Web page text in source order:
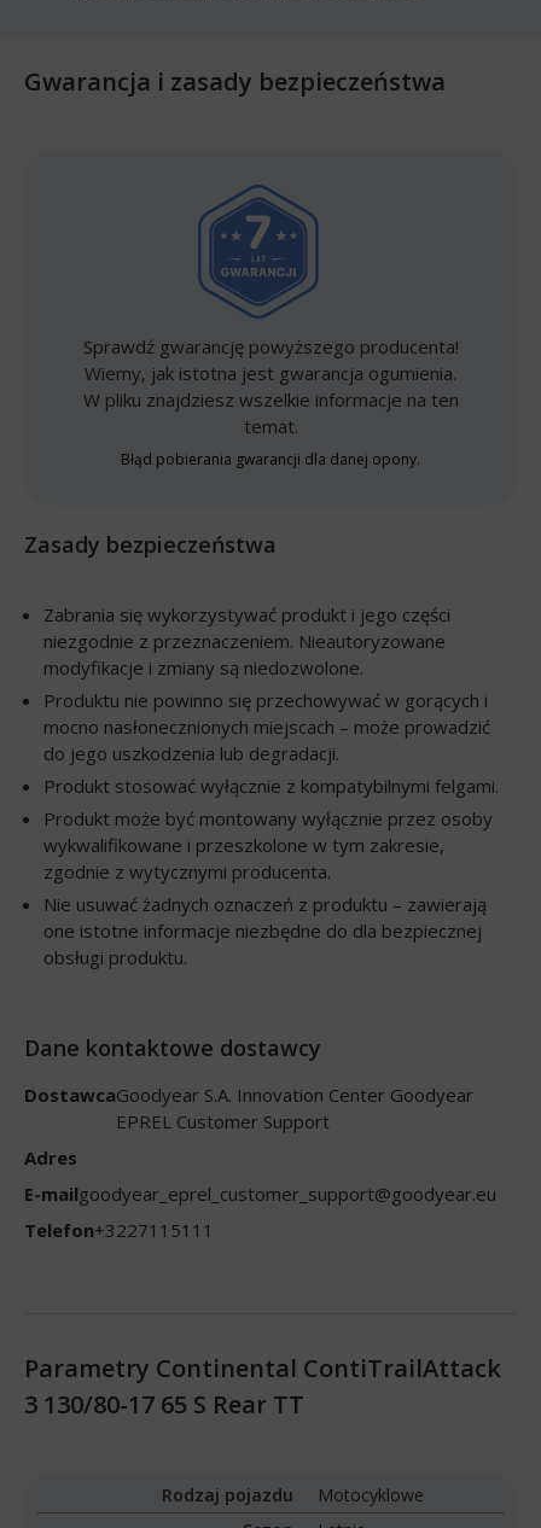
Gwarancja i zasady bezpieczeństwa
Sprawdź gwarancję powyższego producenta!
Wiemy, jak istotna jest gwarancja ogumienia.
W pliku znajdziesz wszelkie informacje na ten
temat.
Błąd pobierania gwarancji dla danej opony.
Zasady bezpieczeństwa
Zabrania się wykorzystywać produkt i jego części
niezgodnie z przeznaczeniem. Nieautoryzowane
modyfikacje i zmiany są niedozwolone.
Produktu nie powinno się przechowywać w gorących i
mocno nasłonecznionych miejscach – może prowadzić
do jego uszkodzenia lub degradacji.
Produkt stosować wyłącznie z kompatybilnymi felgami.
Produkt może być montowany wyłącznie przez osoby
wykwalifikowane i przeszkolone w tym zakresie,
zgodnie z wytycznymi producenta.
Nie usuwać żadnych oznaczeń z produktu – zawierają
one istotne informacje niezbędne do dla bezpiecznej
obsługi produktu.
Dane kontaktowe dostawcy
DostawcaGoodyear S.A. Innovation Center Goodyear
EPREL Customer Support
Adres
E-mailgoodyear_eprel_customer_support@goodyear.eu
Telefon+3227115111
Parametry Continental ContiTrailAttack
3 130/80-17 65 S Rear TT
Rodzaj pojazdu
Motocyklowe